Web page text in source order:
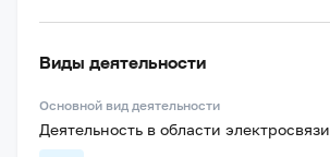
Виды деятельности
Основной вид деятельности
Деятельность в области электросвязи